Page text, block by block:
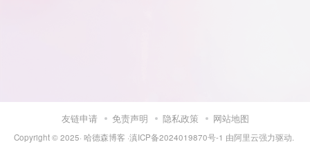
友链申请 免责声明 隐私政策 网站地图
Copyright © 2025· 哈德森博客 ·滇ICP备2024019870号-1 由阿里云强力驱动.